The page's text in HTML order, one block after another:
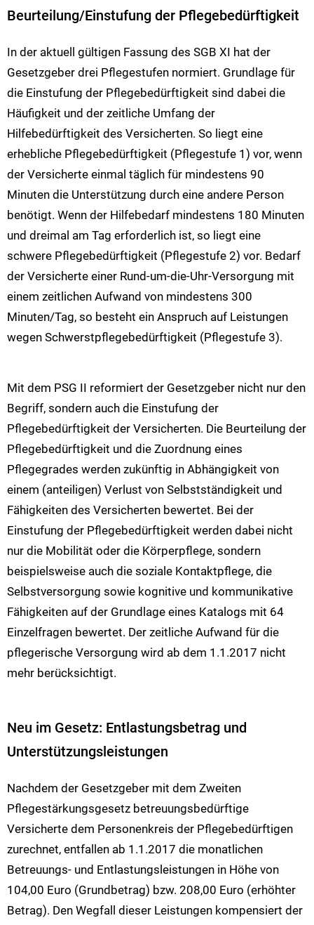
Beurteilung/Einstufung der Pflegebedürftigkeit
In der aktuell gültigen Fassung des SGB XI hat der
Gesetzgeber drei Pflegestufen normiert. Grundlage für
die Einstufung der Pflegebedürftigkeit sind dabei die
Häufigkeit und der zeitliche Umfang der
Hilfebedürftigkeit des Versicherten. So liegt eine
erhebliche Pflegebedürftigkeit (Pflegestufe 1) vor, wenn
der Versicherte einmal täglich für mindestens 90
Minuten die Unterstützung durch eine andere Person
benötigt. Wenn der Hilfebedarf mindestens 180 Minuten
und dreimal am Tag erforderlich ist, so liegt eine
schwere Pflegebedürftigkeit (Pflegestufe 2) vor. Bedarf
der Versicherte einer Rund-um-die-Uhr-Versorgung mit
einem zeitlichen Aufwand von mindestens 300
Minuten/Tag, so besteht ein Anspruch auf Leistungen
wegen Schwerstpflegebedürftigkeit (Pflegestufe 3).
Mit dem PSG II reformiert der Gesetzgeber nicht nur den
Begriff, sondern auch die Einstufung der
Pflegebedürftigkeit der Versicherten. Die Beurteilung der
Pflegebedürftigkeit und die Zuordnung eines
Pflegegrades werden zukünftig in Abhängigkeit von
einem (anteiligen) Verlust von Selbstständigkeit und
Fähigkeiten des Versicherten bewertet. Bei der
Einstufung der Pflegebedürftigkeit werden dabei nicht
nur die Mobilität oder die Körperpflege, sondern
beispielsweise auch die soziale Kontaktpflege, die
Selbstversorgung sowie kognitive und kommunikative
Fähigkeiten auf der Grundlage eines Katalogs mit 64
Einzelfragen bewertet. Der zeitliche Aufwand für die
pflegerische Versorgung wird ab dem 1.1.2017 nicht
mehr berücksichtigt.
Neu im Gesetz: Entlastungsbetrag und
Unterstützungsleistungen
Nachdem der Gesetzgeber mit dem Zweiten
Pflegestärkungsgesetz betreuungsbedürftige
Versicherte dem Personenkreis der Pflegebedürftigen
zurechnet, entfallen ab 1.1.2017 die monatlichen
Betreuungs- und Entlastungsleistungen in Höhe von
104,00 Euro (Grundbetrag) bzw. 208,00 Euro (erhöhter
Betrag). Den Wegfall dieser Leistungen kompensiert der